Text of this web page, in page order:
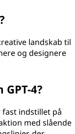
landskab til
og designere
4?
fast indstillet på
med slående